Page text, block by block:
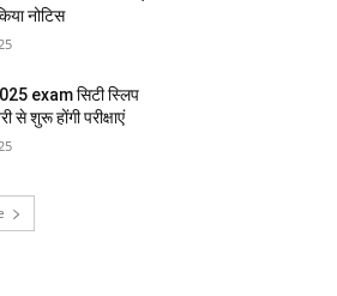
नोटिस
exam सिटी स्लिप
से शुरू होंगी परीक्षाएं